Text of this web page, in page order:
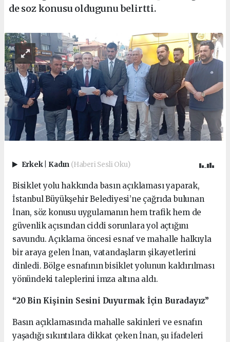
de soz konusu oldugunu belirtti.
Erkek Kadın (Haberi Sesli Oku)
Bisiklet yolu hakkında basın açıklaması yaparak,
İstanbul Büyükşehir Belediyesi’ne çağrıda bulunan
İnan, söz konusu uygulamanın hem trafik hem de
güvenlik açısından ciddi sorunlara yol açtığını
savundu. Açıklama öncesi esnaf ve mahalle halkıyla
bir araya gelen İnan, vatandaşların şikayetlerini
dinledi. Bölge esnafının bisiklet yolunun kaldırılması
yönündeki taleplerini imza altına aldı.
“20 Bin Kişinin Sesini Duyurmak İçin Buradayız”
Basın açıklamasında mahalle sakinleri ve esnafın
yaşadığı sıkıntılara dikkat çeken İnan, şu ifadeleri